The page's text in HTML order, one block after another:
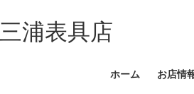
三浦表具店
ホーム お店情